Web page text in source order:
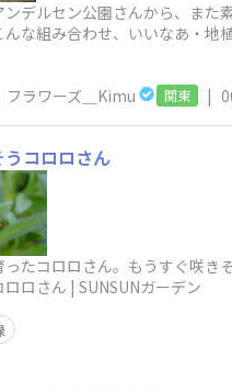
デルセン公園さんから、また
な組み合わせ、いいなあ・地
さん詰まっています😊コロロ
フラワーズ＿Kimu 関東 |
コロロさん
たコロロさん。もうすぐ咲き
ロさん | SUNSUNガーデン​